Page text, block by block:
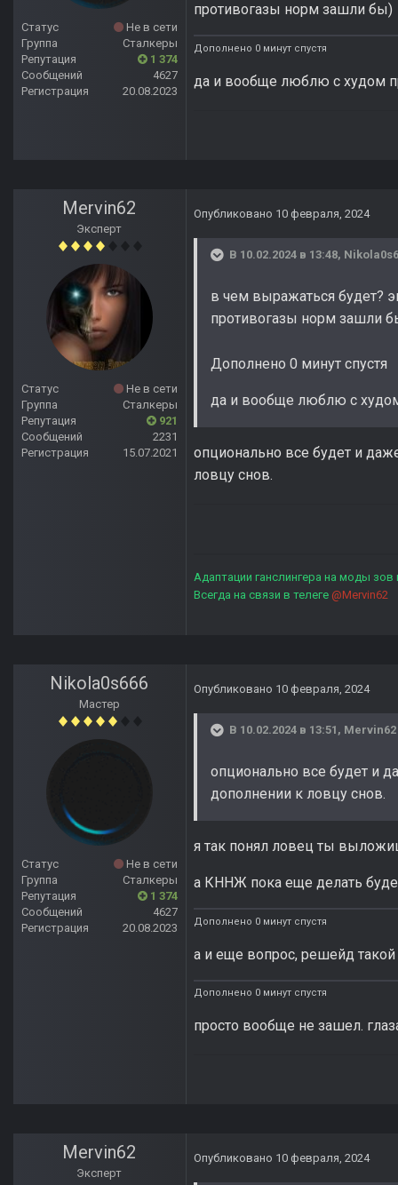
Статус
Не в сети
Группа
Сталкеры
Репутация
1 374
Сообщений
4627
Регистрация
20.08.2023
противогазы норм зашли бы)
Дополнено 0 минут спустя
да и вообще люблю с худом
Mervin62
Эксперт
Статус
Не в сети
Группа
Сталкеры
Репутация
921
Сообщений
2231
Регистрация
15.07.2021
Опубликовано 10 февраля, 2024
В 10.02.2024 в 13:48,
в чем выражаться будет?
противогазы норм зашли
Дополнено 0 минут спустя
да и вообще люблю с
опционально все будет и
ловцу снов.
Адаптации ганслингера на моды зов
Всегда на связи в телеге @Mervin62
Nikola0s666
Мастер
Статус
Не в сети
Группа
Сталкеры
Репутация
1 374
Сообщений
4627
Регистрация
20.08.2023
Опубликовано 10 февраля, 2024
В 10.02.2024 в 13:51, Mervin62
опционально все будет и
дополнении к ловцу снов.
я так понял ловец ты
а КННЖ пока еще делать
Дополнено 0 минут спустя
а и еще вопрос, решейд
Дополнено 0 минут спустя
просто вообще не зашел.
Mervin62
Эксперт
Опубликовано 10 февраля, 2024